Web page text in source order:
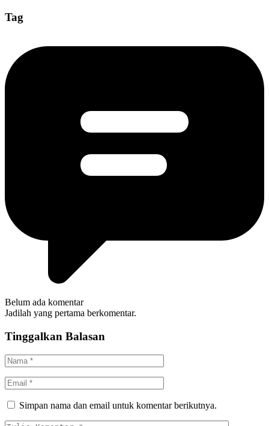
Tag
Belum ada komentar
Jadilah yang pertama berkomentar.
Tinggalkan Balasan
Simpan nama dan email untuk komentar berikutnya.